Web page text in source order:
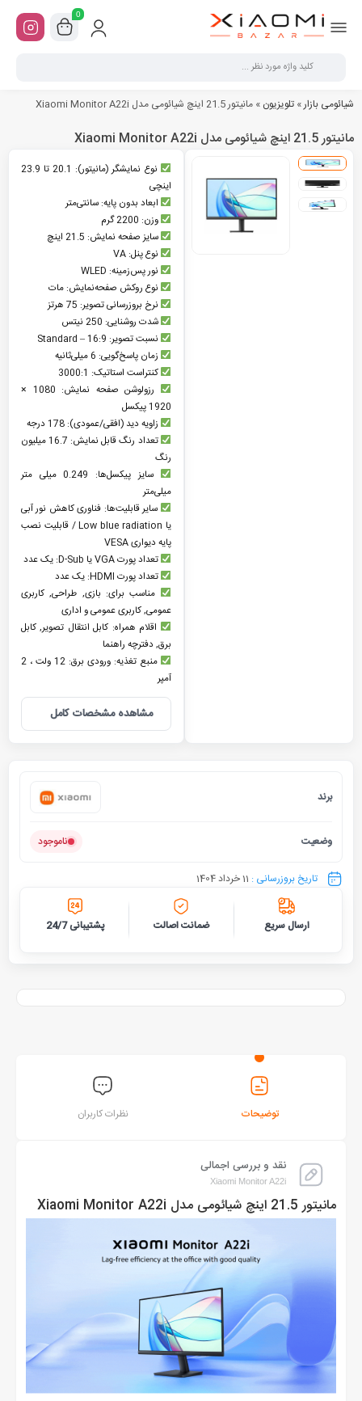
0
شیائومی بازار» تلویزیون » مانیتور 21.5 اینچ شیائومی مدل Xiaomi Monitor A22i
مانیتور 21.5 اینچ شیائومی مدل Xiaomi Monitor A22i
نوع نمایشگر (مانیتور): 20.1 تا 23.9
اینچی
ابعاد بدون پایه: سانتی‌متر
وزن: 2200 گرم
سایز صفحه نمایش: 21.5 اینچ
نوع پنل: VA
نور پس‌زمینه: WLED
نوع روکش صفحه‌نمایش: مات
نرخ بروزرسانی تصویر: 75 هرتز
شدت روشنایی: 250 نیتس
نسبت تصویر: 16:9 – Standard
زمان پاسخ‌گویی: 6 میلی‌ثانیه
کنتراست استاتیک: 3000:1
رزولوشن صفحه نمایش: 1080 ×
1920 پیکسل
زاویه دید (افقی/عمودی): 178 درجه
تعداد رنگ قابل نمایش: 16.7 میلیون
رنگ
سایز پیکسل‌ها: 0.249 میلی متر
میلی‌متر
سایر قابلیت‌ها: فناوری کاهش نور آبی
یا Low blue radiation / قابلیت نصب
پایه دیواری VESA
تعداد پورت VGA یا D-Sub: یک عدد
تعداد پورت HDMI: یک عدد
مناسب برای: بازی, طراحی, کاربری
عمومی, کاربری عمومی و اداری
اقلام همراه: کابل انتقال تصویر, کابل
برق, دفترچه‌ راهنما
منبع تغذیه: ورودی برق: 12 ولت ، 2
آمپر
مشاهده مشخصات کامل
برند
وضعیت ناموجود
تاریخ بروزرسانی : 11 خرداد 1404
ارسال سریع ضمانت اصالت پشتیبانی 24/7
توضیحات نظرات کاربران
نقد و بررسی اجمالی
Xiaomi Monitor A22i
مانیتور 21.5 اینچ شیائومی مدل Xiaomi Monitor A22i